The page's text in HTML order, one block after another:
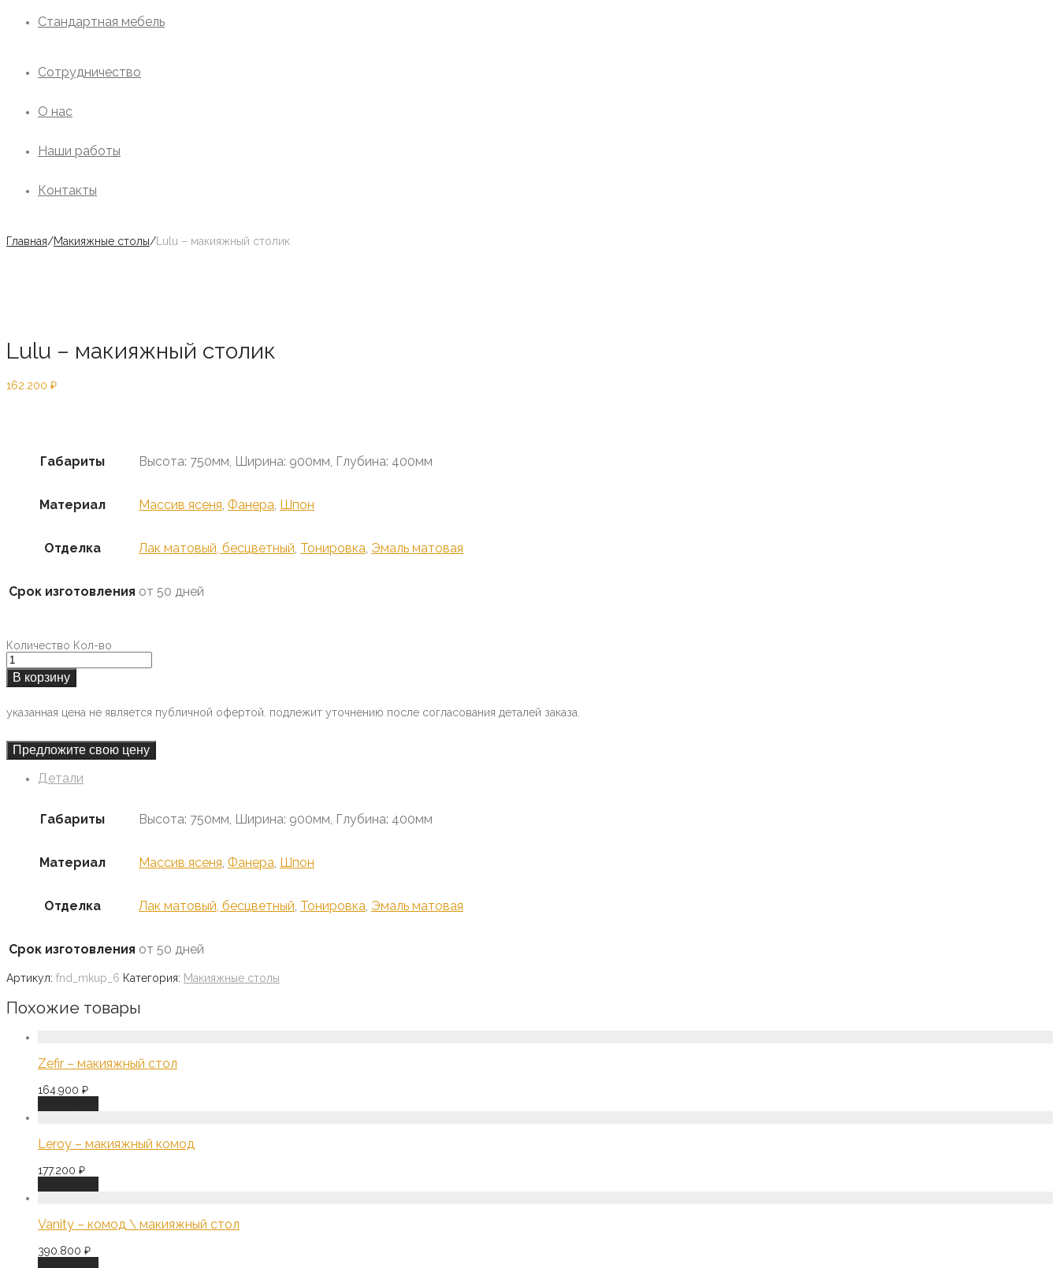
Стандартная мебель
Сотрудничество
О нас
Наши работы
Контакты
Главная/Макияжные столы/ Lulu – макияжный столик
Lulu – макияжный столик
162.200 ₽
Габариты Высота: 750мм, Ширина: 900мм, Глубина: 400мм
Материал Массив ясеня Фанера Шпон
Отделка Лак матовый, бесцветный Тонировка Эмаль матовая
Срок изготовления от 50 дней
Количество Кол-во
В корзину
указанная цена не является публичной офертой. подлежит уточнению после согласования деталей заказа.
Предложите свою цену
Детали
Габариты Высота: 750мм, Ширина: 900мм, Глубина: 400мм
Материал Массив ясеня Фанера Шпон
Отделка Лак матовый, бесцветный Тонировка Эмаль матовая
Срок изготовления от 50 дней
Артикул: fnd_mkup_6 Категория: Макияжные столы
Похожие товары
Zefir – макияжный стол
164.900 ₽
Leroy – макияжный комод
177.200 ₽
Vanity – комод \ макияжный стол
390.800 ₽